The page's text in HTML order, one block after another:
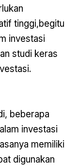
tinggi,begitu
investasi
studi keras
beberapa
investasi
memiliki
digunakan